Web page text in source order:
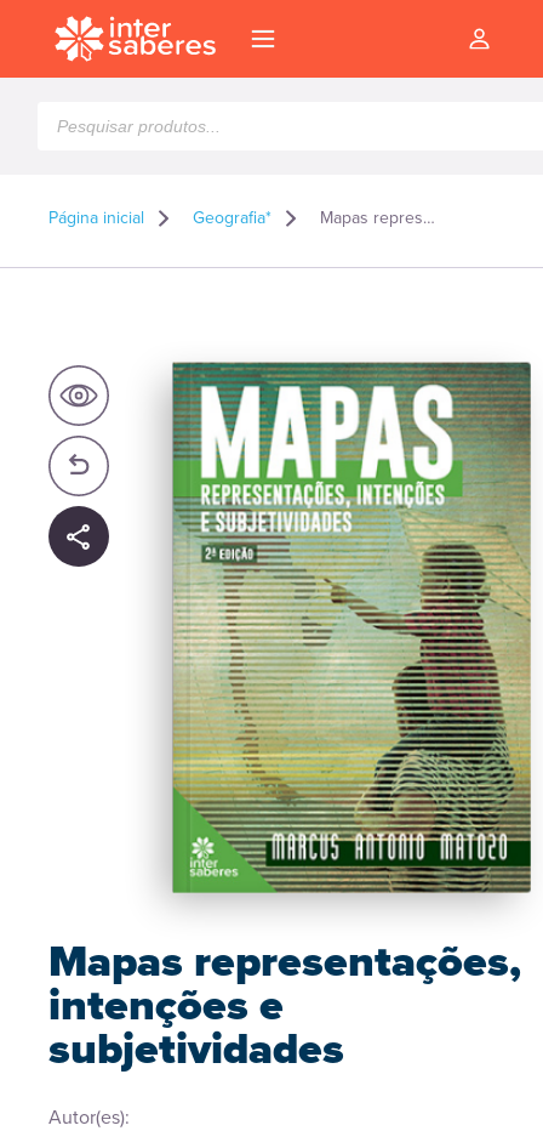
produtos
Página inicial Geografia* Mapas representações, intenções e subjetividades
Mapas representações,
intenções e
subjetividades
Autor(es):